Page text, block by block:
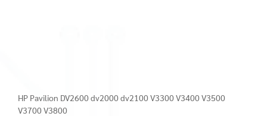
HP Pavilion DV2600 dv2000 dv2100 V3300 V3400 V3500
V3700 V3800